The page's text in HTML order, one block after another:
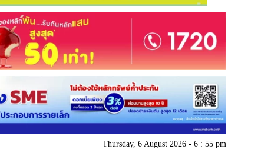
Thursday, 6 August 2026 - 6 : 55 pm